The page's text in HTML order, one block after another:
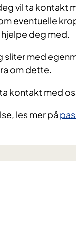
vil ta kontakt
eventuelle
hjelpe deg med.
sliter med
om dette.
kontakt med
les mer på